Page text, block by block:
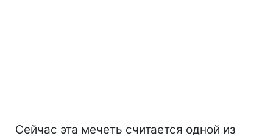
Сейчас эта мечеть считается одной из